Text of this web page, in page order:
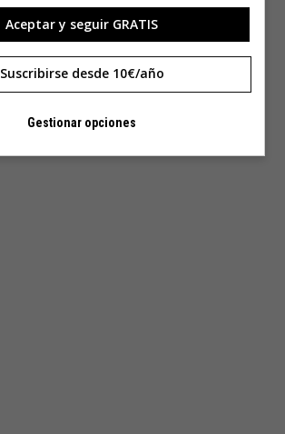
Aceptar y seguir GRATIS
Suscribirse desde 10€/año
Gestionar opciones